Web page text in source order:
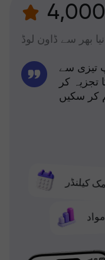
بھر سے ڈاون لوڈ
کیلنڈر
تیزی سے
تجزیہ کر
کر سکیں